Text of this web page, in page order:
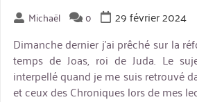
Michaël 0
29 février 2024
Dimanche dernier j’ai prêché sur la
temps de Joas, roi de Juda. Le
interpellé quand je me suis retrouvé
et ceux des Chroniques lors de mes